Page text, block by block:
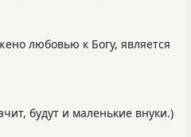
любовью к Богу, является
будут и маленькие внуки.)